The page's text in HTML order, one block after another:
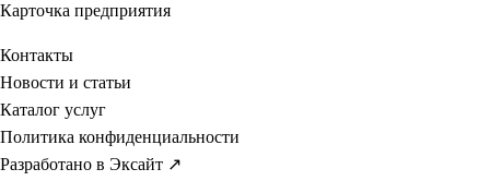
Карточка предприятия
Контакты
Новости и статьи
Каталог услуг
Политика конфиденциальности
Разработано в Эксайт ↗